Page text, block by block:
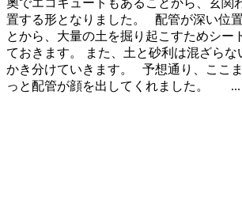
置する形となりました。 配管が深い位
とから、大量の土を掘り起こすためシー
ておきます。 また、土と砂利は混ざらな
かき分けていきます。 予想通り、ここ
っと配管が顔を出してくれました。 ...